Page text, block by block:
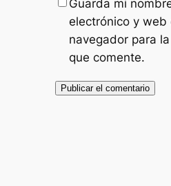
Guarda mi
electrónico y web
navegador para
que comente.